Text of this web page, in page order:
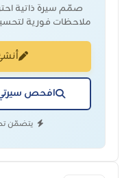
صمّم سيرة ذاتية
ملاحظات فورية
افحص
يتضمّن